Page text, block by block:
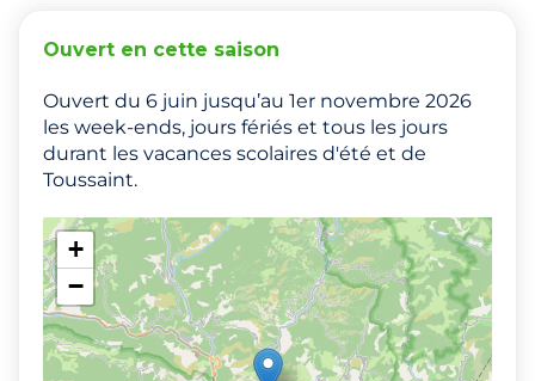
Ouvert en cette saison
Ouvert du 6 juin jusqu’au 1er novembre 2026
les week-ends, jours fériés et tous les jours
durant les vacances scolaires d'été et de
Toussaint.
+
−